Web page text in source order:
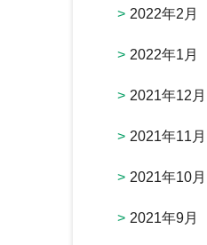
2022年2月
2022年1月
2021年12月
2021年11月
2021年10月
2021年9月